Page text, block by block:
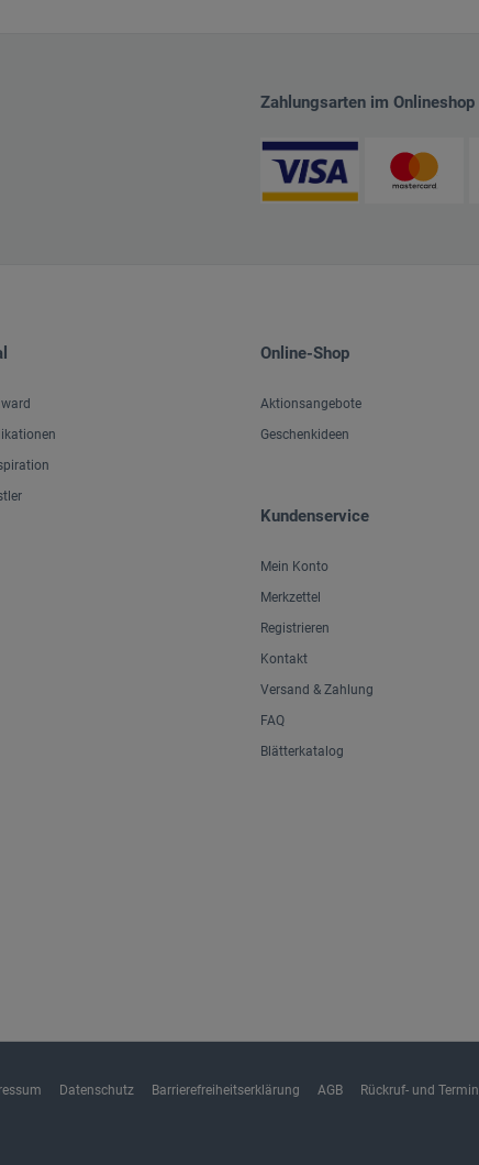
Zahlungsarten im Onlineshop
Online-Shop
Aktionsangebote
Geschenkideen
Kundenservice
Mein Konto
Merkzettel
Registrieren
Kontakt
Versand & Zahlung
FAQ
Blätterkatalog
Datenschutz Barrierefreiheitserklärung AGB Rückruf- und